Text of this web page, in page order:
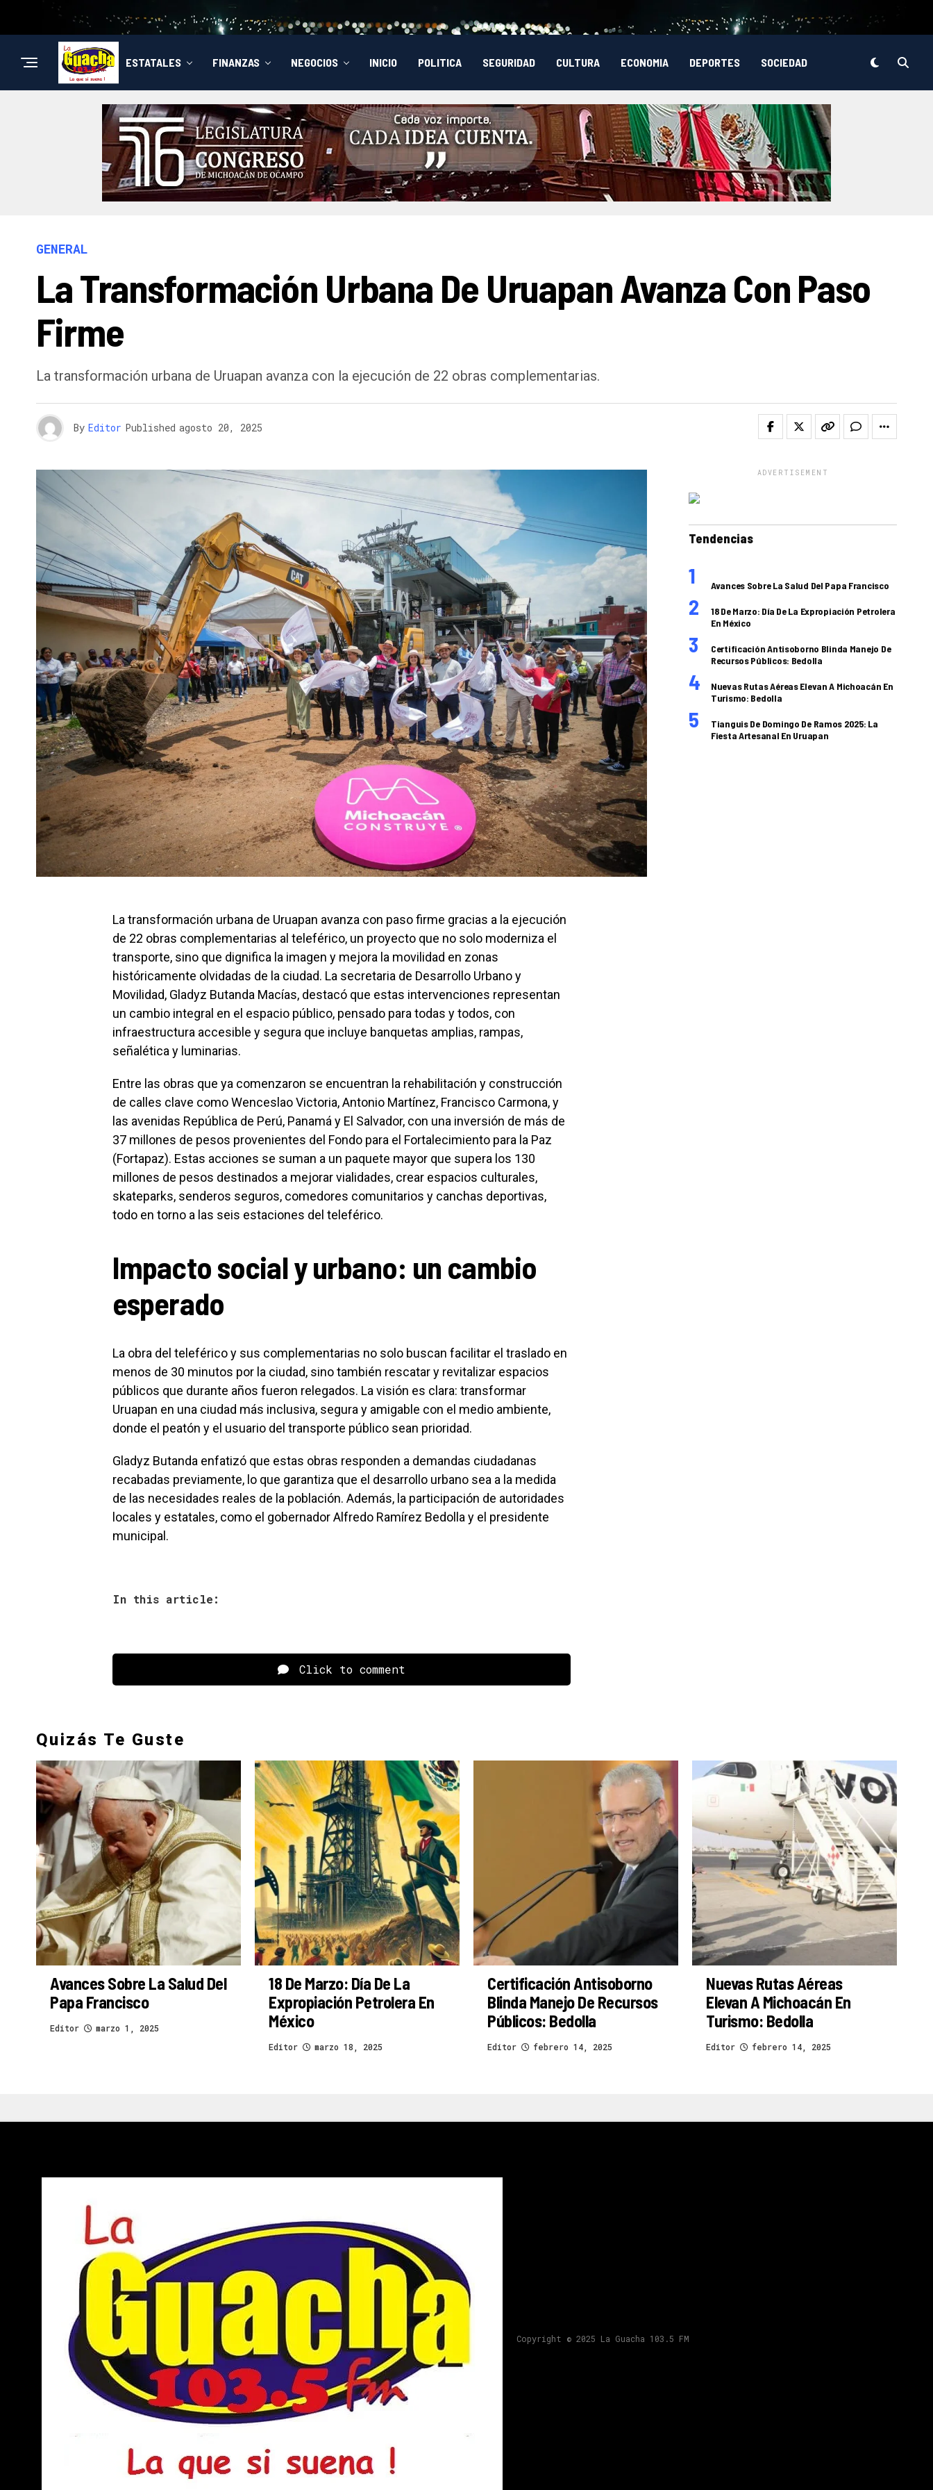
ESTATALES FINANZAS NEGOCIOS INICIO POLITICA SEGURIDAD CULTURA ECONOMIA DEPORTES SOCIEDAD
GENERAL
La Transformación Urbana De Uruapan Avanza Con Paso
Firme
La transformación urbana de Uruapan avanza con la ejecución de 22 obras complementarias.
By Editor Published agosto 20, 2025
La transformación urbana de Uruapan avanza con paso firme gracias a la ejecución
de 22 obras complementarias al teleférico, un proyecto que no solo moderniza el
transporte, sino que dignifica la imagen y mejora la movilidad en zonas
históricamente olvidadas de la ciudad. La secretaria de Desarrollo Urbano y
Movilidad, Gladyz Butanda Macías, destacó que estas intervenciones representan
un cambio integral en el espacio público, pensado para todas y todos, con
infraestructura accesible y segura que incluye banquetas amplias, rampas,
señalética y luminarias.
Entre las obras que ya comenzaron se encuentran la rehabilitación y construcción
de calles clave como Wenceslao Victoria, Antonio Martínez, Francisco Carmona, y
las avenidas República de Perú, Panamá y El Salvador, con una inversión de más de
37 millones de pesos provenientes del Fondo para el Fortalecimiento para la Paz
(Fortapaz). Estas acciones se suman a un paquete mayor que supera los 130
millones de pesos destinados a mejorar vialidades, crear espacios culturales,
skateparks, senderos seguros, comedores comunitarios y canchas deportivas,
todo en torno a las seis estaciones del teleférico.
Impacto social y urbano: un cambio
esperado
La obra del teleférico y sus complementarias no solo buscan facilitar el traslado en
menos de 30 minutos por la ciudad, sino también rescatar y revitalizar espacios
públicos que durante años fueron relegados. La visión es clara: transformar
Uruapan en una ciudad más inclusiva, segura y amigable con el medio ambiente,
donde el peatón y el usuario del transporte público sean prioridad.
Gladyz Butanda enfatizó que estas obras responden a demandas ciudadanas
recabadas previamente, lo que garantiza que el desarrollo urbano sea a la medida
de las necesidades reales de la población. Además, la participación de autoridades
locales y estatales, como el gobernador Alfredo Ramírez Bedolla y el presidente
municipal.
In this article:
Click to comment
ADVERTISEMENT
Tendencias
Avances Sobre La Salud Del Papa Francisco
18 De Marzo: Día De La Expropiación Petrolera
En México
Certificación Antisoborno Blinda Manejo De
Recursos Públicos: Bedolla
Nuevas Rutas Aéreas Elevan A Michoacán En
Turismo: Bedolla
Tianguis De Domingo De Ramos 2025: La
Fiesta Artesanal En Uruapan
Quizás Te Guste
Avances Sobre La Salud Del
Papa Francisco
Editor marzo 1, 2025
18 De Marzo: Día De La
Expropiación Petrolera En
México
Editor marzo 18, 2025
Certificación Antisoborno
Blinda Manejo De Recursos
Públicos: Bedolla
Editor febrero 14, 2025
Nuevas Rutas Aéreas
Elevan A Michoacán En
Turismo: Bedolla
Editor febrero 14, 2025
Copyright © 2025 La Guacha 103.5 FM